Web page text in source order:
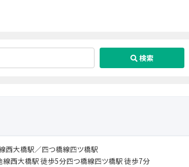
検索
西大橋駅／四つ橋線四ツ橋駅
線西大橋駅 徒歩5分四つ橋線四ツ橋駅 徒歩7分